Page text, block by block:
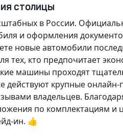
столицы
в России.
и оформления
новые автомобили
тех, кто предпочитает
машины проходят
крупные
владельцев.
по комплектациям и
ин. 👍